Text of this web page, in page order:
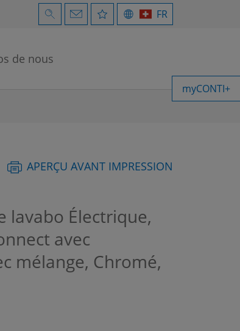
FR
de nous
myCONTI+
APERÇU AVANT IMPRESSION
lavabo Électrique,
avec
mélange, Chromé,